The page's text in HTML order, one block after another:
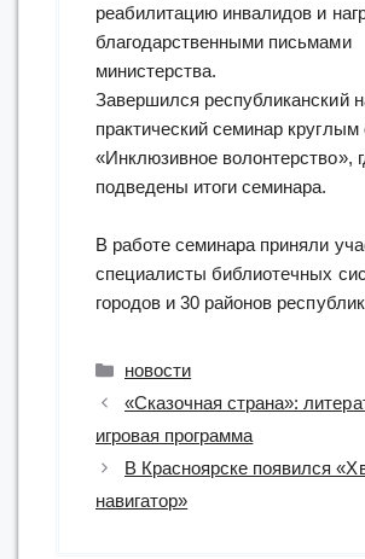
реабилитацию инвалидов и
благодарственными письмами
министерства.
Завершился республиканский
практический семинар круглым
«Инклюзивное волонтерство»,
подведены итоги семинара.
В работе семинара приняли
специалисты библиотечных
городов и 30 районов
Рубрики
новости
«Сказочная страна»:
игровая программа
В Красноярске появился
навигатор»